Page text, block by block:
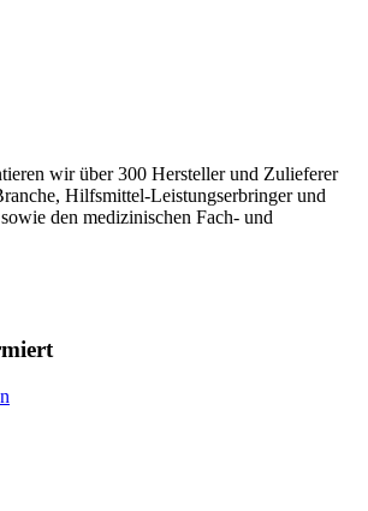
wir über 300 Hersteller und Zulieferer
Hilfsmittel-Leistungserbringer und
den medizinischen Fach- und